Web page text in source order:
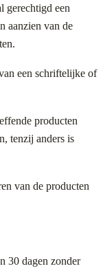
gerechtigd een
aanzien van de
een schriftelijke of
producten
tenzij anders is
van de producten
30 dagen zonder